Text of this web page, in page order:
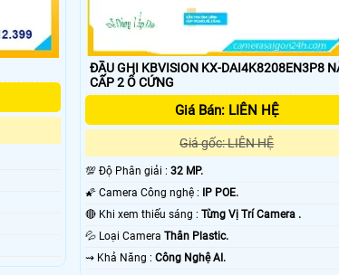
ĐẦU GHI KBVISION KX-DAI4K8208EN3P8 NÂNG
CẤP 2 Ổ CỨNG
Giá Bán: LIÊN HỆ
Giá gốc: LIÊN HỆ
💯 Độ Phân giải : 32 MP.
🌠 Camera Công nghệ :
IP POE.
🔴 Khi xem thiếu sáng : Từng Vị Trí Camera .
💦 Loại Camera Thân Plastic.
️⇝ Khả Năng : Công Nghệ AI.